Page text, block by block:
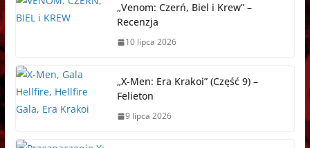
„Venom: Czerń, Biel i Krew” –
Recenzja
10 lipca 2026
„X-Men: Era Krakoi” (Część 9) –
Felieton
9 lipca 2026